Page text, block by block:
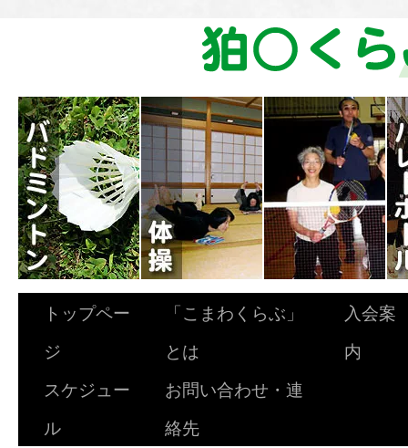
トップペー
ジ
「こまわくらぶ」
とは
入会案
内
スケジュー
ル
お問い合わせ・連
絡先